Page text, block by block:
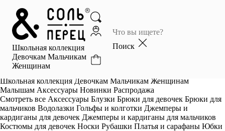
Школьная коллекция
Девочкам Мальчикам
Женщинам
Поиск
Главная
Каталог
Избранное
Школьная коллекция Девочкам Мальчикам Женщинам
Малышам Аксессуары Новинки Распродажа
Смотреть все Аксессуары Блузки Брюки для девочек Брюки для
мальчиков Водолазки Гольфы и колготки Джемперы и
кардиганы для девочек Джемперы и кардиганы для мальчиков
Костюмы для девочек Носки Рубашки Платья и сарафаны Юбки